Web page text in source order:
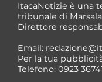
*
ItacaNotizie è una
tribunale di Marsala
Direttore
Email:
Per la tua
Telefono: 0923